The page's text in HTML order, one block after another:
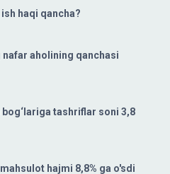
haqi qancha?
nafar aholining qanchasi
tashriflar soni 3,8
hajmi 8,8% ga o'sdi